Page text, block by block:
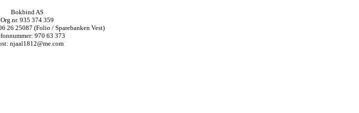
Bokbind AS
Org.nr. 935 374 359
26 25087 (Folio / Sparebanken Vest)
970 63 373
njaal1812@me.com